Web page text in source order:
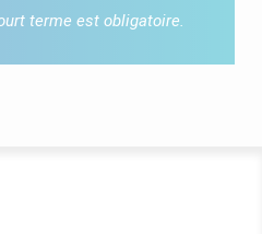
terme est obligatoire.